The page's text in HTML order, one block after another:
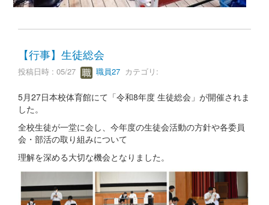
【行事】生徒総会
投稿日時 : 05/27 職員27 カテゴリ:
5月27日本校体育館にて「令和8年度 生徒総会」が開催されま
した。
全校生徒が一堂に会し、今年度の生徒会活動の方針や各委員
会・部活の取り組みについて
理解を深める大切な機会となりました。